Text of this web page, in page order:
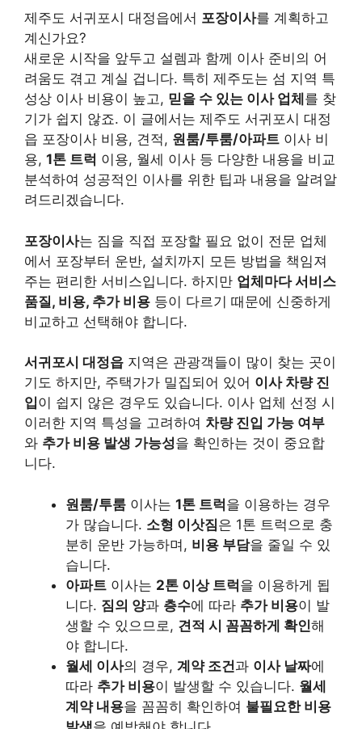
제주도 서귀포시 대정읍에서 포장이사를 계획하고
계신가요?
새로운 시작을 앞두고 설렘과 함께 이사 준비의 어
려움도 겪고 계실 겁니다. 특히 제주도는 섬 지역 특
성상 이사 비용이 높고, 믿을 수 있는 이사 업체 를 찾
기가 쉽지 않죠. 이 글에서는 제주도 서귀포시 대정
읍 포장이사 비용, 견적, 원룸/투룸/아파트 이사 비
용, 1톤 트럭 이용, 월세 이사 등 다양한 내용을 비교
분석하여 성공적인 이사를 위한 팁과 내용을 알려알
려드리겠습니다.
포장이사는 짐을 직접 포장할 필요 없이 전문 업체
에서 포장부터 운반, 설치까지 모든 방법을 책임져
주는 편리한 서비스입니다. 하지만 업체마다 서비스
품질, 비용, 추가 비용 등이 다르기 때문에 신중하게
비교하고 선택해야 합니다.
서귀포시 대정읍 지역은 관광객들이 많이 찾는 곳이
기도 하지만, 주택가가 밀집되어 있어 이사 차량 진
입이 쉽지 않은 경우도 있습니다. 이사 업체 선정 시
이러한 지역 특성을 고려하여 차량 진입 가능 여부
와 추가 비용 발생 가능성을 확인하는 것이 중요합
니다.
원룸/투룸 이사는 1톤 트럭을 이용하는 경우
가 많습니다. 소형 이삿짐은 1톤 트럭으로 충
분히 운반 가능하며, 비용 부담을 줄일 수 있
습니다.
아파트 이사는 2톤 이상 트럭을 이용하게 됩
니다. 짐의 양과 층수에 따라 추가 비용이 발
생할 수 있으므로, 견적 시 꼼꼼하게 확인해
야 합니다.
월세 이사의 경우, 계약 조건과 이사 날짜에
따라 추가 비용이 발생할 수 있습니다. 월세
계약 내용을 꼼꼼히 확인하여 불필요한 비용